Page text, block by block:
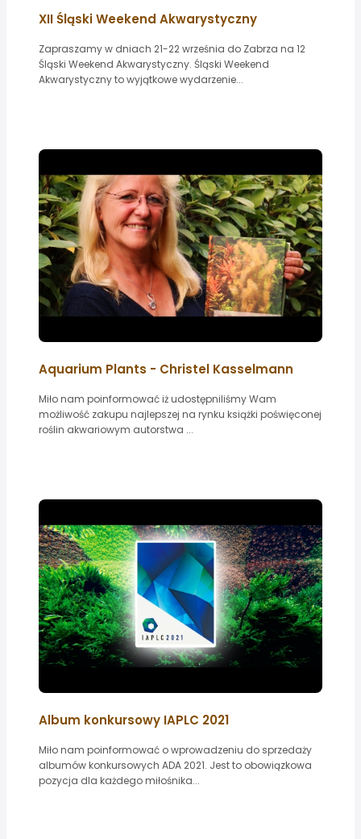
XII Śląski Weekend Akwarystyczny
Zapraszamy w dniach 21-22 września do Zabrza na 12
Śląski Weekend Akwarystyczny. Śląski Weekend
Akwarystyczny to wyjątkowe wydarzenie...
Aquarium Plants - Christel Kasselmann
Miło nam poinformować iż udostępniliśmy Wam
możliwość zakupu najlepszej na rynku książki poświęconej
roślin akwariowym autorstwa ...
Album konkursowy IAPLC 2021
Miło nam poinformować o wprowadzeniu do sprzedaży
albumów konkursowych ADA 2021. Jest to obowiązkowa
pozycja dla każdego miłośnika...